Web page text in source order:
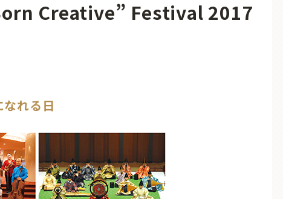
が推す！間違いないオーケストラコンサート
過去の特集
Creative” Festival 2017
れる日